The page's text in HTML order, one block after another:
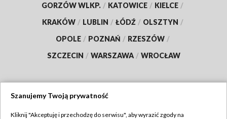
GORZÓW WLKP. / KATOWICE / KIELCE /
KRAKÓW / LUBLIN / ŁÓDŹ / OLSZTYN /
OPOLE / POZNAŃ / RZESZÓW /
SZCZECIN / WARSZAWA / WROCŁAW
Szanujemy Twoją prywatność
Kliknij "Akceptuję i przechodzę do serwisu", aby wyrazić zgody na